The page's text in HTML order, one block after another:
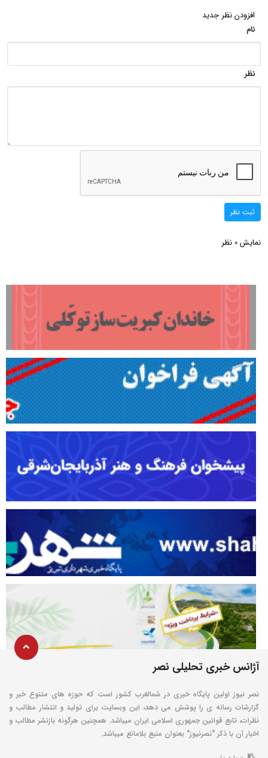
افزودن نظر جدید
نام
نظر
ثبت نظر
نمایش 0 نظر
آژانس خبری تحلیلی نصر
نصر نیوز اولین پایگاه خبری در شمالغرب کشور است که حوزه های متنوع خبر و
گزارشات رسانه ی را پوشش می دهد، این وبسایت برای تولید و انتشار مطالب و
نظرات، تابع قوانین جمهوری اسلامی ایران میباشد. همچنین هرگونه بازنشر مطالب و
اخبار آن با ذکر "نصرنیوز" بعنوان منبع بلامانع میباشد.